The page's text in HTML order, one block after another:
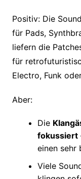
Positiv: Die
für Pads,
liefern die
für
Electro, Funk
Aber:
Die
fokussiert
einen sehr
Viele